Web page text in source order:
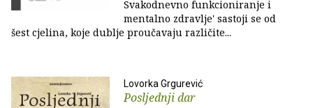
Svakodnevno funkcioniranje i
mentalno zdravlje' sastoji se od
šest cjelina, koje dublje proučavaju različite...
Lovorka Grgurević
Posljednji dar